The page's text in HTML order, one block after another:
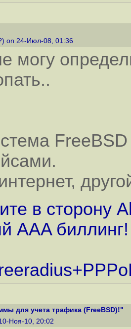
on 24-Июл-08, 01:36
могу
в сторону
AAA
для учета трафика (FreeBSD)!"
Ноя-10, 20:02